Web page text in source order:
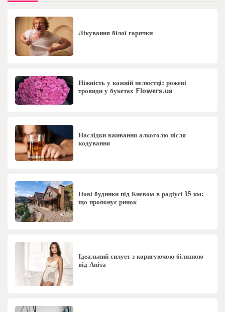
Лікування білої гарячки
Ніжність у кожній пелюстці: рожеві
троянди у букетах Flowers.ua
Наслідки вживання алкоголю після
кодування
Нові будинки під Києвом в радіусі 15 км:
що пропонує ринок
Ідеальний силует з коригуючою білизною
від Аніта